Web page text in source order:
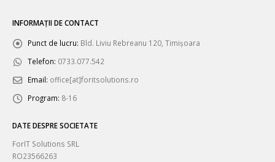
INFORMAȚII DE CONTACT
Punct de lucru: Bld. Liviu Rebreanu 120, Timișoara
Telefon: 0733.077.542
Email: office[at]foritsolutions.ro
Program: 8-16
DATE DESPRE SOCIETATE
ForIT Solutions SRL
RO23566263